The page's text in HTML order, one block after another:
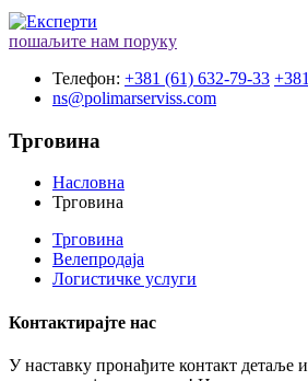
пошаљите нам поруку
Телефон: +381 (61) 632-79-33
ns@polimarserviss.com
Трговина
Насловна
Трговина
Трговина
Велепродаја
Логистичке услуги
Контактирајте нас
У наставку пронађите контакт детаље и